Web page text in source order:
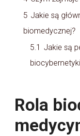
5 Jakie są
biomedycznej?
5.1 Jakie są
Rola